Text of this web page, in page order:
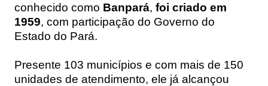
conhecido como Banpará, foi criado em
1959, com participação do Governo do
Estado do Pará.
Presente 103 municípios e com mais de 150
unidades de atendimento, ele já alcançou